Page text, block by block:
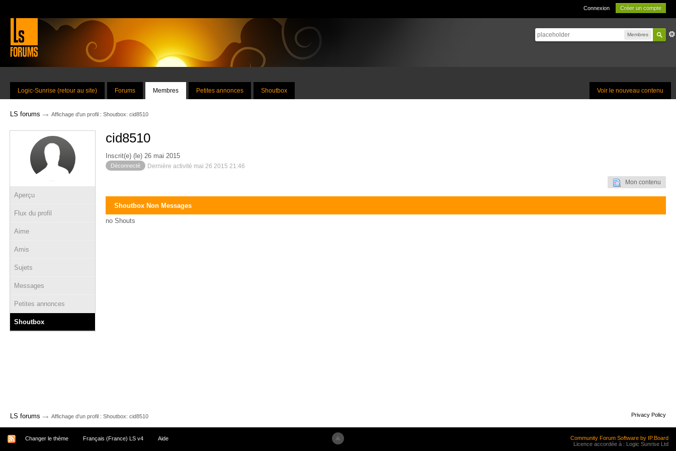
Connexion Créer un compte
Membres
Voir le nouveau contenu
Logic-Sunrise (retour au site) Forums Membres Petites annonces Shoutbox
LS forums → Affichage d'un profil : Shoutbox: cid8510
Aperçu
Flux du profil
Aime
Amis
Sujets
Messages
Petites annonces
Shoutbox
cid8510
Inscrit(e) (le) 26 mai 2015
Déconnecté Dernière activité mai 26 2015 21:46
Mon contenu
Shoutbox Non Messages
no Shouts
LS forums → Affichage d'un profil : Shoutbox: cid8510 Privacy Policy
Changer le thème Français (France) LS v4 Aide
Community Forum Software by IP.Board
Licence accordée à : Logic Sunrise Ltd